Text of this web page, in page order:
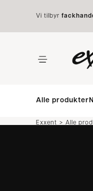
Vi tilbyr
Alle produkter
Exxent > Alle